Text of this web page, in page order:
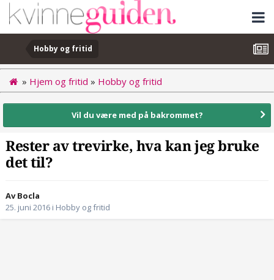
Hobby og fritid
» Hjem og fritid » Hobby og fritid
Vil du være med på bakrommet?
Rester av trevirke, hva kan jeg bruke
det til?
Av Bocla
25. juni 2016 i Hobby og fritid